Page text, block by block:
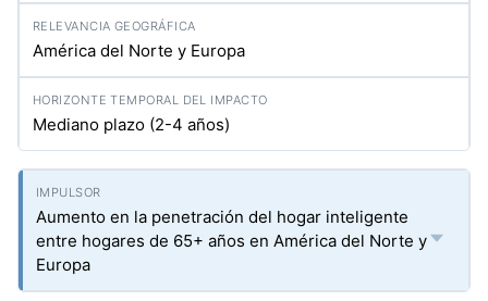
América del Norte y Europa
Mediano plazo (2-4 años)
Aumento en la penetración del hogar inteligente
entre hogares de 65+ años en América del Norte y
Europa